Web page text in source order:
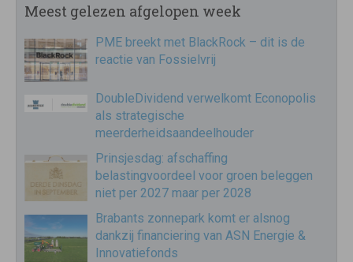
Meest gelezen afgelopen week
PME breekt met BlackRock – dit is de
reactie van Fossielvrij
DoubleDividend verwelkomt Econopolis
als strategische
meerderheidsaandeelhouder
Prinsjesdag: afschaffing
belastingvoordeel voor groen beleggen
niet per 2027 maar per 2028
Brabants zonnepark komt er alsnog
dankzij financiering van ASN Energie &
Innovatiefonds